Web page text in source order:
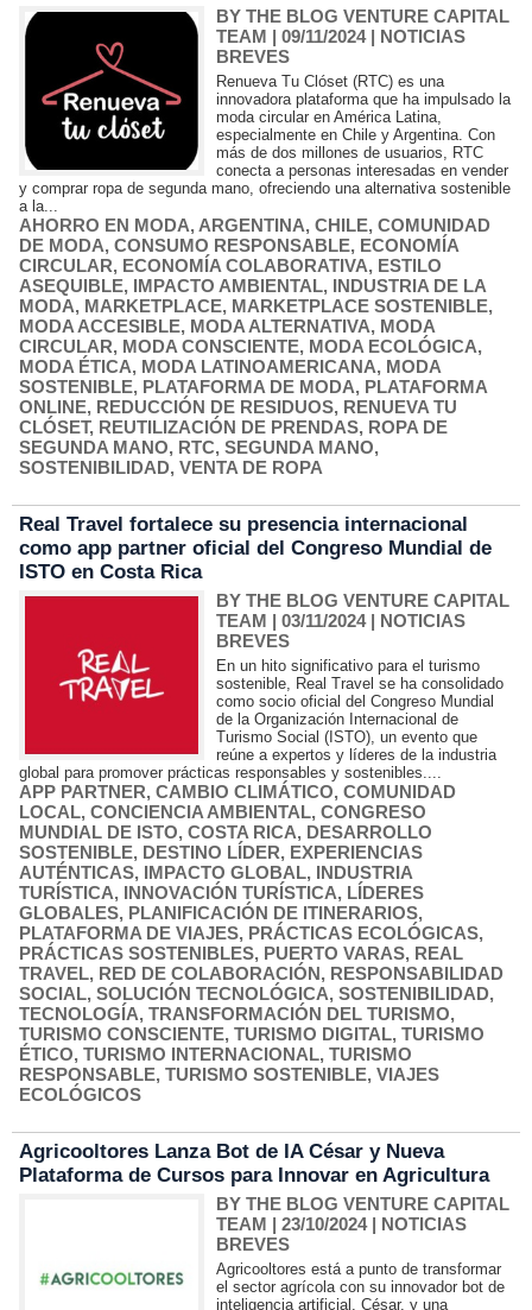
BY THE BLOG VENTURE CAPITAL
TEAM | 09/11/2024| NOTICIAS
BREVES
Renueva Tu Clóset (RTC) es una
innovadora plataforma que ha impulsado la
moda circular en América Latina,
especialmente en Chile y Argentina. Con
más de dos millones de usuarios, RTC
conecta a personas interesadas en vender
y comprar ropa de segunda mano, ofreciendo una alternativa sostenible
a la...
AHORRO EN MODA, ARGENTINA, CHILE, COMUNIDAD
DE MODA, CONSUMO RESPONSABLE, ECONOMÍA
CIRCULAR, ECONOMÍA COLABORATIVA, ESTILO
ASEQUIBLE, IMPACTO AMBIENTAL, INDUSTRIA DE LA
MODA, MARKETPLACE, MARKETPLACE SOSTENIBLE,
MODA ACCESIBLE, MODA ALTERNATIVA, MODA
CIRCULAR, MODA CONSCIENTE, MODA ECOLÓGICA,
MODA ÉTICA, MODA LATINOAMERICANA, MODA
SOSTENIBLE, PLATAFORMA DE MODA, PLATAFORMA
ONLINE, REDUCCIÓN DE RESIDUOS, RENUEVA TU
CLÓSET, REUTILIZACIÓN DE PRENDAS, ROPA DE
SEGUNDA MANO, RTC, SEGUNDA MANO,
SOSTENIBILIDAD, VENTA DE ROPA
Real Travel fortalece su presencia internacional
como app partner oficial del Congreso Mundial de
ISTO en Costa Rica
BY THE BLOG VENTURE CAPITAL
TEAM | 03/11/2024| NOTICIAS
BREVES
En un hito significativo para el turismo
sostenible, Real Travel se ha consolidado
como socio oficial del Congreso Mundial
de la Organización Internacional de
Turismo Social (ISTO), un evento que
reúne a expertos y líderes de la industria
global para promover prácticas responsables y sostenibles....
APP PARTNER, CAMBIO CLIMÁTICO, COMUNIDAD
LOCAL, CONCIENCIA AMBIENTAL, CONGRESO
MUNDIAL DE ISTO, COSTA RICA, DESARROLLO
SOSTENIBLE, DESTINO LÍDER, EXPERIENCIAS
AUTÉNTICAS, IMPACTO GLOBAL, INDUSTRIA
TURÍSTICA, INNOVACIÓN TURÍSTICA, LÍDERES
GLOBALES, PLANIFICACIÓN DE ITINERARIOS,
PLATAFORMA DE VIAJES, PRÁCTICAS ECOLÓGICAS,
PRÁCTICAS SOSTENIBLES, PUERTO VARAS, REAL
TRAVEL, RED DE COLABORACIÓN, RESPONSABILIDAD
SOCIAL, SOLUCIÓN TECNOLÓGICA, SOSTENIBILIDAD,
TECNOLOGÍA, TRANSFORMACIÓN DEL TURISMO,
TURISMO CONSCIENTE, TURISMO DIGITAL, TURISMO
ÉTICO, TURISMO INTERNACIONAL, TURISMO
RESPONSABLE, TURISMO SOSTENIBLE, VIAJES
ECOLÓGICOS
Agricooltores Lanza Bot de IA César y Nueva
Plataforma de Cursos para Innovar en Agricultura
BY THE BLOG VENTURE CAPITAL
TEAM | 23/10/2024| NOTICIAS
BREVES
Agricooltores está a punto de transformar
el sector agrícola con su innovador bot de
inteligencia artificial, César, y una